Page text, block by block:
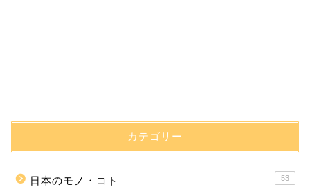
カテゴリー
日本のモノ・コト 53